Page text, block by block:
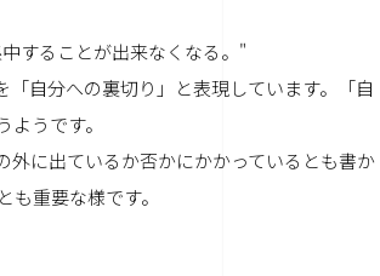
することが出来なくなる。"
自分への裏切り」と表現しています。「自
うです。
に出ているか否かにかかっているとも書か
重要な様です。